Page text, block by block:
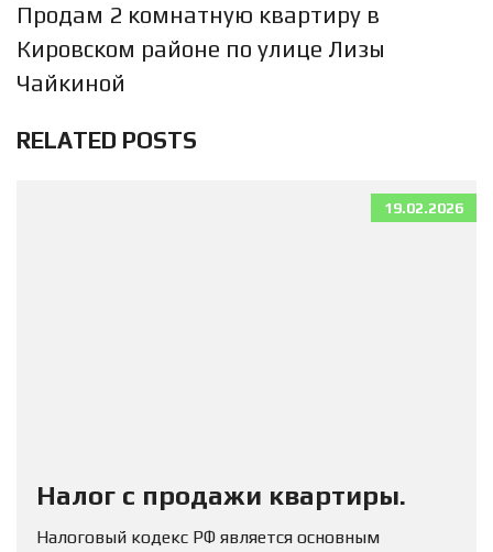
Продам 2 комнатную квартиру в
Кировском районе по улице Лизы
Чайкиной
RELATED POSTS
19.02.2026
Налог с продажи квартиры.
Налоговый кодекс РФ является основным